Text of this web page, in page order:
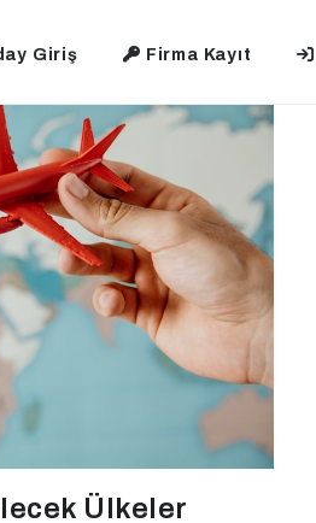
Giriş Firma Kayıt
Ülkeler